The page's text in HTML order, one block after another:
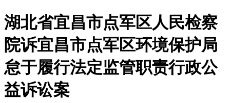
湖北省宜昌市点军区人民检察
院诉宜昌市点军区环境保护局
怠于履行法定监管职责行政公
益诉讼案